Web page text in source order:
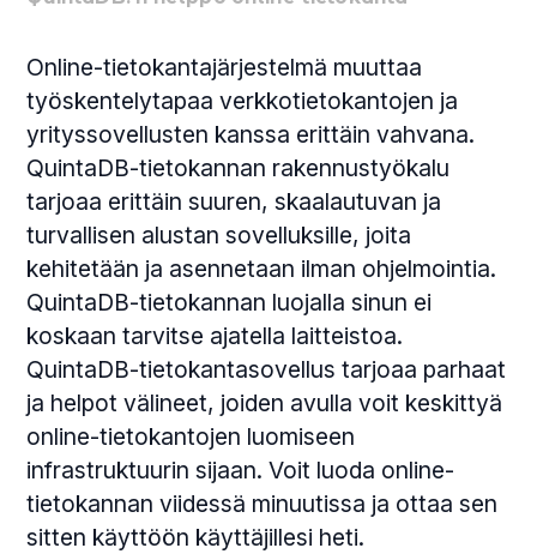
Online-tietokantajärjestelmä muuttaa
työskentelytapaa verkkotietokantojen ja
yrityssovellusten kanssa erittäin vahvana.
QuintaDB-tietokannan rakennustyökalu
tarjoaa erittäin suuren, skaalautuvan ja
turvallisen alustan sovelluksille, joita
kehitetään ja asennetaan ilman ohjelmointia.
QuintaDB-tietokannan luojalla sinun ei
koskaan tarvitse ajatella laitteistoa.
QuintaDB-tietokantasovellus tarjoaa parhaat
ja helpot välineet, joiden avulla voit keskittyä
online-tietokantojen luomiseen
infrastruktuurin sijaan. Voit luoda online-
tietokannan viidessä minuutissa ja ottaa sen
sitten käyttöön käyttäjillesi heti.